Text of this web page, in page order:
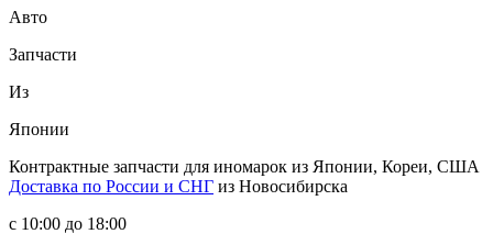
Авто
Запчасти
Из
Японии
Контрактные запчасти для иномарок из Японии, Кореи, США
Доставка по России и СНГ из Новосибирска
с 10:00 до 18:00